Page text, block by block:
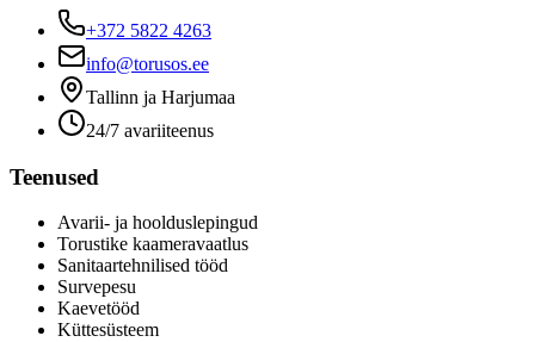
+372 5822 4263
info@torusos.ee
Tallinn ja Harjumaa
24/7 avariiteenus
Teenused
Avarii- ja hoolduslepingud
Torustike kaameravaatlus
Sanitaartehnilised tööd
Survepesu
Kaevetööd
​Küttesüsteem